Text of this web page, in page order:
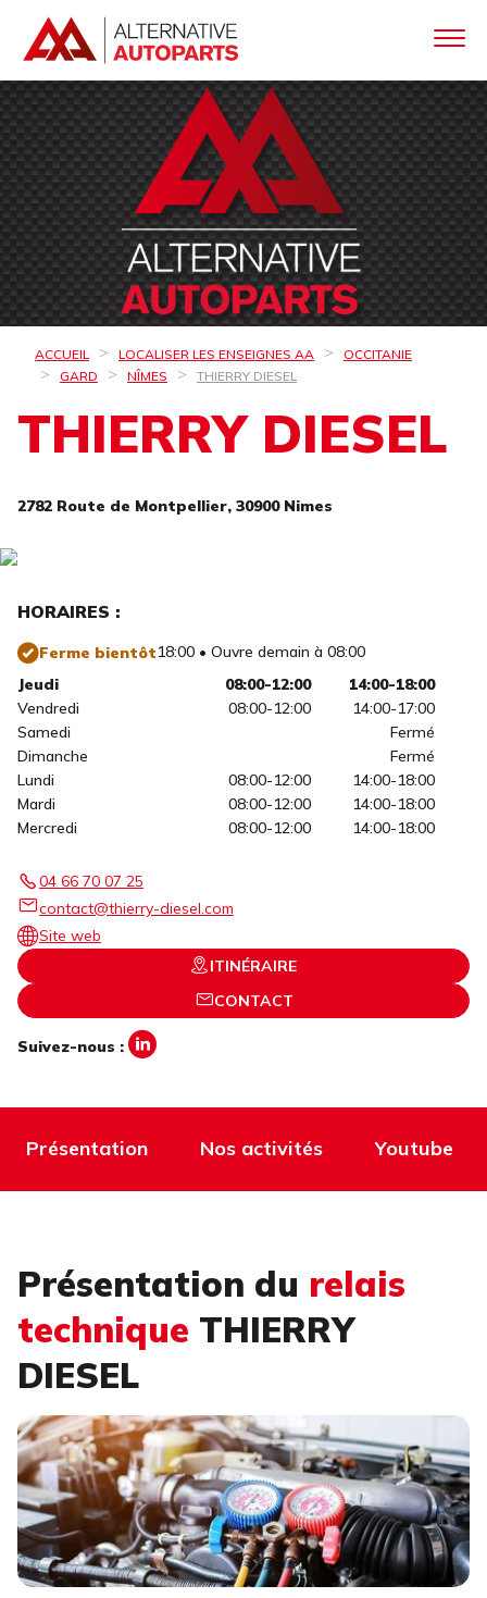
ACCUEIL LOCALISER LES ENSEIGNES AA
OCCITANIE
GARD
NÎMES THIERRY DIESEL
THIERRY DIESEL
2782 Route de Montpellier, 30900 Nimes
HORAIRES :
Ferme bientôt18:00 • Ouvre demain à 08:00
Jeudi
08:00-12:00
14:00-18:00
Vendredi
08:00-12:00
14:00-17:00
Samedi
Fermé
Dimanche
Fermé
Lundi
08:00-12:00
14:00-18:00
Mardi
08:00-12:00
14:00-18:00
Mercredi
08:00-12:00 14:00-18:00
04 66 70 07 25
contact@thierry-diesel.com
Site web
ITINÉRAIRE
CONTACT
Suivez-nous :
Présentation Nos activités Youtube
Présentation du relais
technique THIERRY
DIESEL